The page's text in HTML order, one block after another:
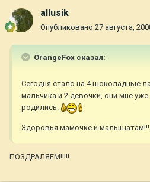
allusik
Опубликовано 27 августа,
OrangeFox сказал:
Сегодня стало на 4 шоколадные
мальчика и 2 девочки, они мне уже
родились.
Здоровья мамочке и малышатам!!!
ПОЗДРАЛЯЕМ!!!!!